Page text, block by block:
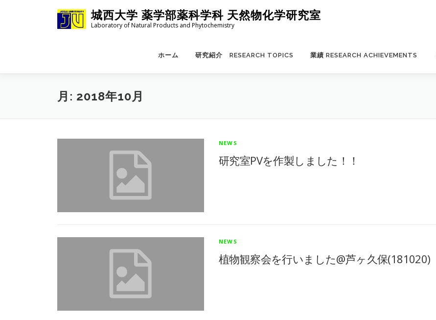
ス
城西大学 薬学部薬科学科 天然物化学研究室
Laboratory of Natural Products and Phytochemistry
ホーム 研究紹介 RESEARCH TOPICS 業績 RESEARCH ACHIEVEMENTS
月: 2018年10月
NEWS
研究室PVを作製しました！！
NEWS
植物観察会を行いました@芦ヶ久保(181020)